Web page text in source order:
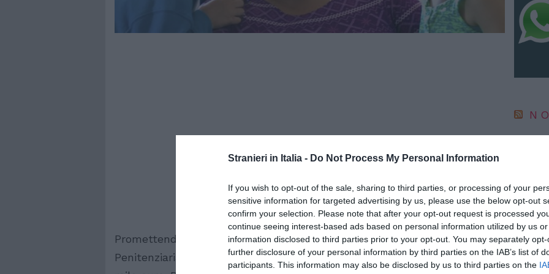
Stranieri in Italia - Do Not Process My Personal Information
If you wish to opt-out of the sale, sharing to third parties, or processing of your
sensitive information for targeted advertising by us, please use the below opt-out
confirm your selection. Please note that after your opt-out request is processed
continue seeing interest-based ads based on personal information utilized by us
information disclosed to third parties prior to your opt-out. You may separately
further disclosure of your personal information by third parties on the IAB’s list of
participants. This information may also be disclosed by us to third parties on the
Promettendo la regolarizzazione, un agente della Polizia
Penitenziaria si faceva pagare dagli immigrati fino a 5
IC
“Fari
posto
4